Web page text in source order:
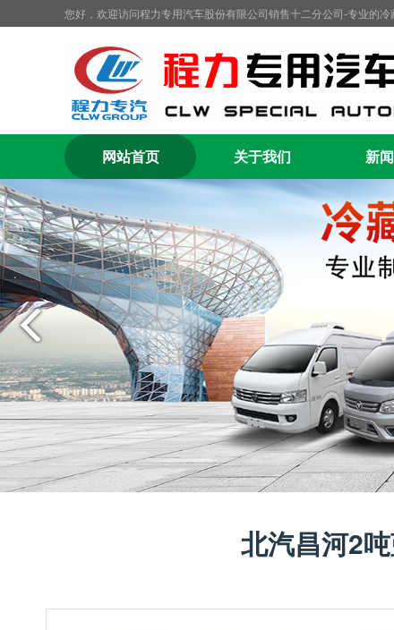
您好，欢迎访问程力专用汽车股份有限公司销售十二分公司-专业的
网站首页 关于我们 新
北汽昌河2